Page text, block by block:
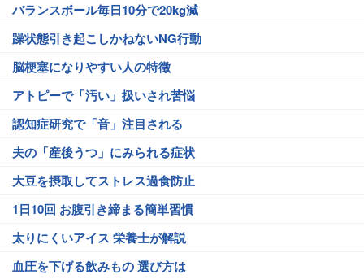
バランスボール毎日10分で20kg減
躁状態引き起こしかねないNG行動
脳梗塞になりやすい人の特徴
アトピーで「汚い」扱いされ苦悩
認知症研究で「音」注目される
夫の「産後うつ」にみられる症状
大豆を摂取してストレス過食防止
1日10回 お腹引き締まる簡単習慣
太りにくいアイス 栄養士が解説
血圧を下げる飲みもの 選び方は